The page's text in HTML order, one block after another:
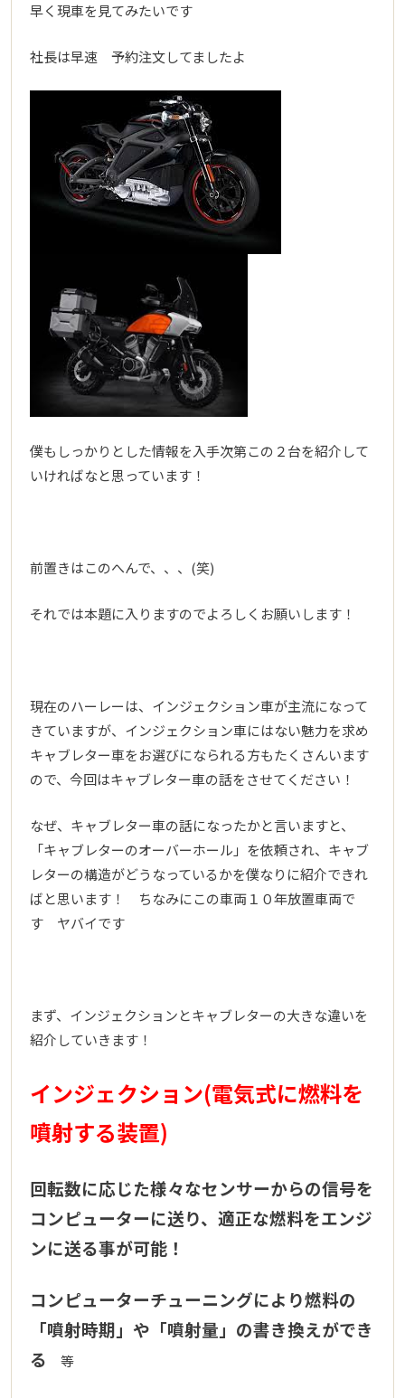
早く現車を見てみたいです
社長は早速 予約注文してましたよ
僕もしっかりとした情報を入手次第この２台を紹介して
いければなと思っています！
前置きはこのへんで、、、(笑)
それでは本題に入りますのでよろしくお願いします！
現在のハーレーは、インジェクション車が主流になって
きていますが、インジェクション車にはない魅力を求め
キャブレター車をお選びになられる方もたくさんいます
ので、今回はキャブレター車の話をさせてください！
なぜ、キャブレター車の話になったかと言いますと、
「キャブレターのオーバーホール」を依頼され、キャブ
レターの構造がどうなっているかを僕なりに紹介できれ
ばと思います！ ちなみにこの車両１０年放置車両で
す ヤバイです
まず、インジェクションとキャブレターの大きな違いを
紹介していきます！
インジェクション(電気式に燃料を
噴射する装置)
回転数に応じた様々なセンサーからの信号を
コンピューターに送り、適正な燃料をエンジ
ンに送る事が可能！
コンピューターチューニングにより燃料の
「噴射時期」や「噴射量」の書き換えができ
る 等